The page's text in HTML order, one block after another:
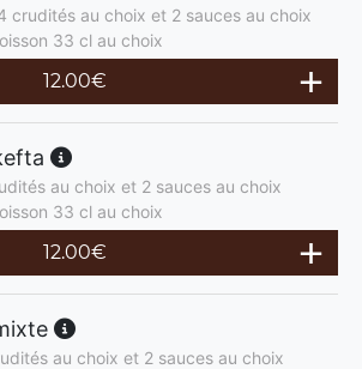
crudités au choix et 2 sauces au choix
33 cl au choix
12.00€
au choix et 2 sauces au choix
33 cl au choix
12.00€
au choix et 2 sauces au choix